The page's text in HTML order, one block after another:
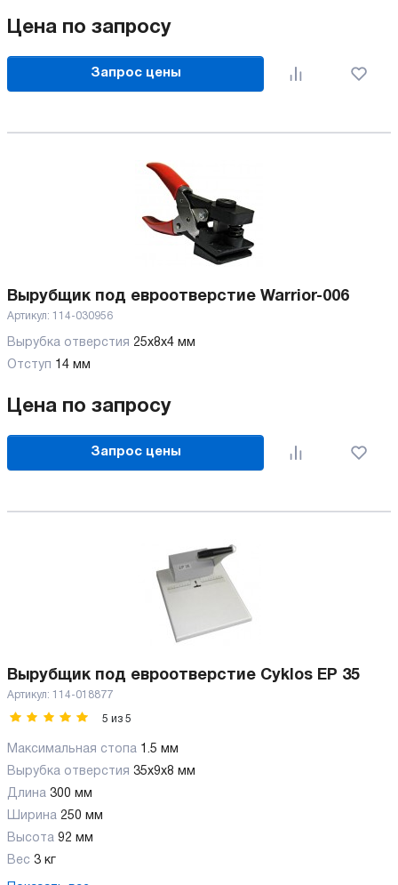
Цена по запросу
Запрос цены
Вырубщик под евроотверстие Warrior-006
Артикул: 114-030956
Вырубка отверстия 25x8x4 мм
Отступ 14 мм
Цена по запросу
Запрос цены
Вырубщик под евроотверстие Cyklos EP 35
Артикул: 114-018877
5 из 5
Максимальная стопа 1.5 мм
Вырубка отверстия 35x9x8 мм
Длина 300 мм
Ширина 250 мм
Высота 92 мм
Вес 3 кг